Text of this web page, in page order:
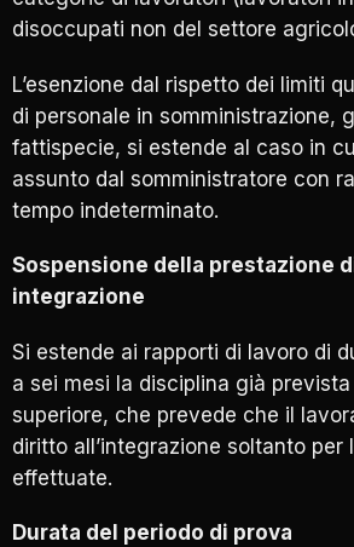
disoccupati non del settore
L’esenzione dal rispetto dei limiti
di personale in somministrazione,
fattispecie, si estende al caso in
assunto dal somministratore con
tempo indeterminato.
Sospensione della prestazione
integrazione
Si estende ai rapporti di lavoro di
a sei mesi la disciplina già
superiore, che prevede che il
diritto all’integrazione soltanto
effettuate.
Durata del periodo di prova